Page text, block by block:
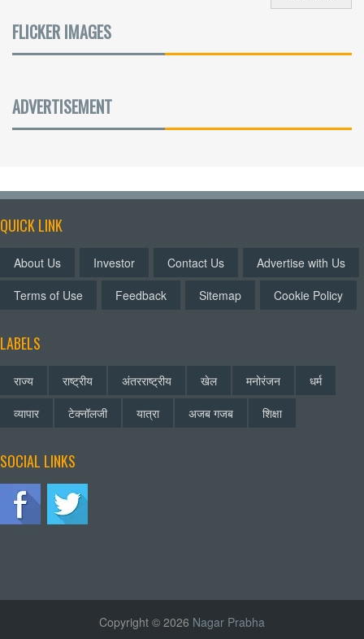
FLICKER IMAGES
ADVERTISEMENT
QUICK LINK
About Us Investor Contact Us
Advertise with Us
Terms of Use
Feedback Sitemap Cookie Policy
LABELS
राज्य राष्ट्रीय अंतरराष्ट्रीय खेल मनोरंजन
धर्म
व्यापार
टेक्नॉलजी यात्रा अजब गजब शिक्षा
SOCIAL LINKS
Copyright © 2026 Nagar Prabha